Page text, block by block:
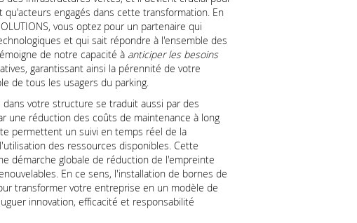
engagés dans cette transformation. En
vous optez pour un partenaire qui
et qui sait répondre à l'ensemble des
de notre capacité à anticiper les besoins
garantissant ainsi la pérennité de votre
de tous les usagers du parking.
votre structure se traduit aussi par des
une réduction des coûts de maintenance à long
permettent un suivi en temps réel de la
des ressources disponibles. Cette
démarche globale de réduction de l'empreinte
En ce sens, l'installation de bornes de
transformer votre entreprise en un modèle de
innovation, efficacité et responsabilité